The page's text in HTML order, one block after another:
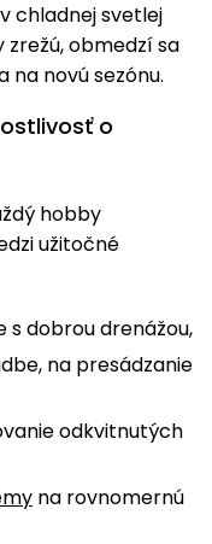
chladnej svetlej
zrežú, obmedzí sa
na novú sezónu.
o
hobby
užitočné
dobrou drenážou,
na presádzanie
odkvitnutých
na rovnomernú